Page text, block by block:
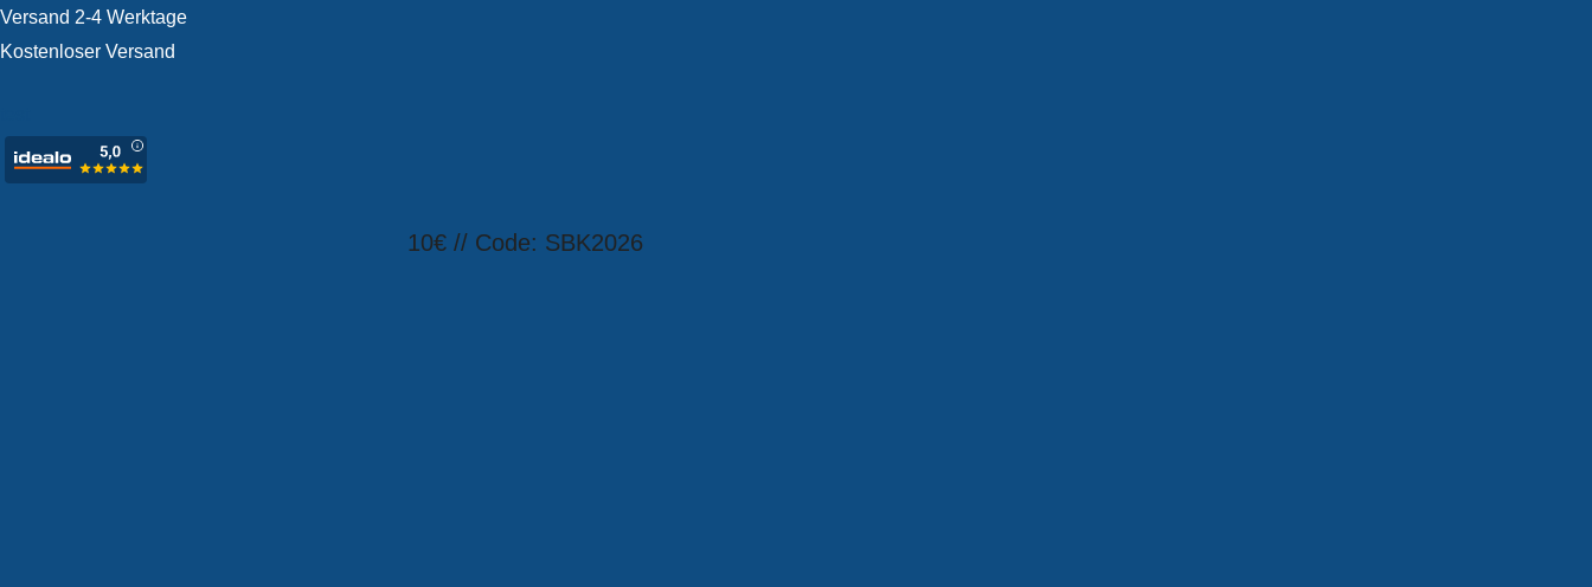
Versand 2-4 Werktage
Kostenloser Versand
10€ // Code: SBK2026